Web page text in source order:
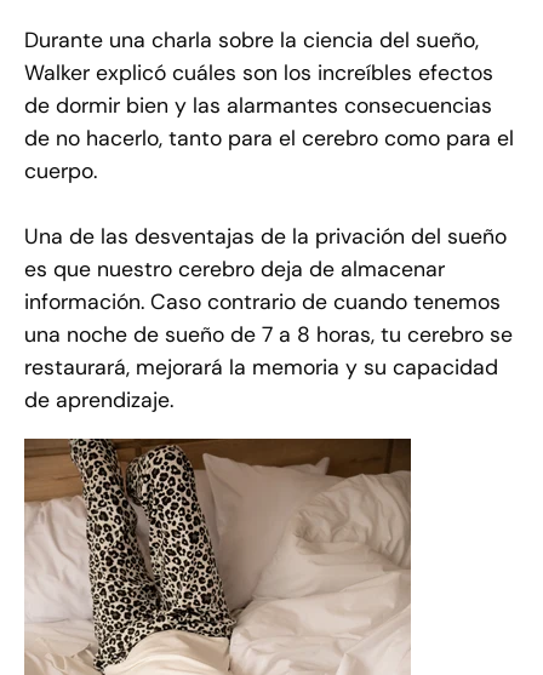
Durante una charla sobre la ciencia del sueño,
Walker explicó cuáles son los increíbles efectos
de dormir bien y las alarmantes consecuencias
de no hacerlo, tanto para el cerebro como para el
cuerpo.
Una de las desventajas de la privación del sueño
es que nuestro cerebro deja de almacenar
información. Caso contrario de cuando tenemos
una noche de sueño de 7 a 8 horas, tu cerebro se
restaurará, mejorará la memoria y su capacidad
de aprendizaje.